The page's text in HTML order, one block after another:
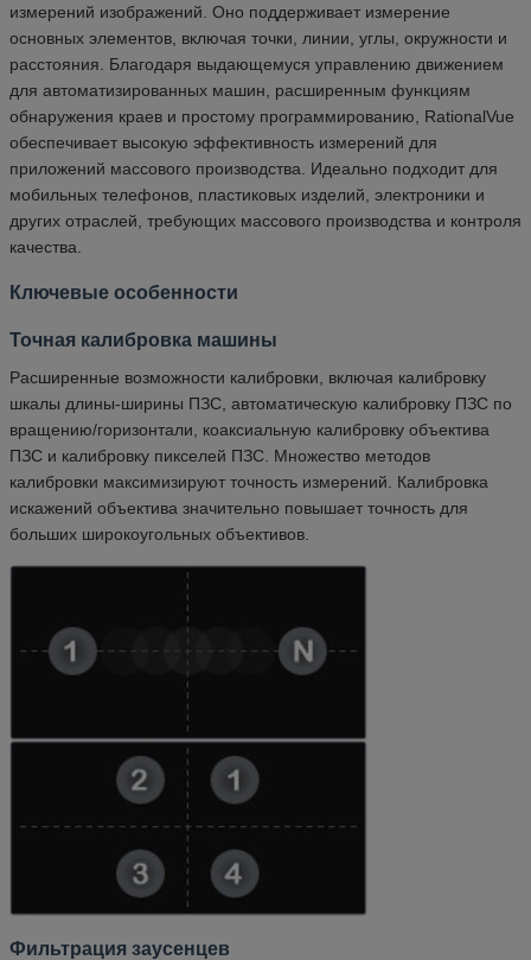
измерений изображений. Оно поддерживает измерение
основных элементов, включая точки, линии, углы, окружности и
расстояния. Благодаря выдающемуся управлению движением
для автоматизированных машин, расширенным функциям
обнаружения краев и простому программированию, RationalVue
обеспечивает высокую эффективность измерений для
приложений массового производства. Идеально подходит для
мобильных телефонов, пластиковых изделий, электроники и
других отраслей, требующих массового производства и контроля
качества.
Ключевые особенности
Точная калибровка машины
Расширенные возможности калибровки, включая калибровку
шкалы длины-ширины ПЗС, автоматическую калибровку ПЗС по
вращению/горизонтали, коаксиальную калибровку объектива
ПЗС и калибровку пикселей ПЗС. Множество методов
калибровки максимизируют точность измерений. Калибровка
искажений объектива значительно повышает точность для
больших широкоугольных объективов.
Фильтрация заусенцев